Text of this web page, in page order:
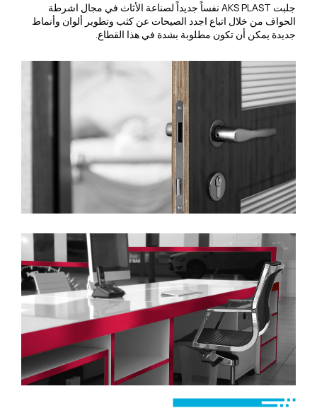
جلبت AKS PLAST نفساً جديداً لصناعة الأثاث في مجال اشرطة
الحواف من خلال اتباع اجدد الصيحات عن كثب وتطوير ألوان وأنماط
جديدة يمكن أن تكون مطلوبة بشدة في هذا القطاع.